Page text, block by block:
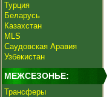
Турция
Беларусь
Казахстан
MLS
Саудовская Аравия
Узбекистан
МЕЖСЕЗОНЬЕ:
Трансферы